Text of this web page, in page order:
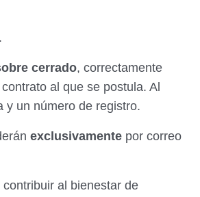
cerrado, correctamente
al que se postula. Al
y un número de registro.
exclusivamente por correo
al bienestar de